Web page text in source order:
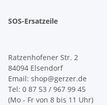
SOS-Ersatzeile
Ratzenhofener Str. 2
84094 Elsendorf
Email: shop@gerzer.de
Tel: 0 87 53 / 967 99 45
(Mo - Fr von 8 bis 11 Uhr)